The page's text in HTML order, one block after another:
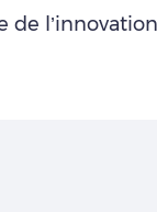
de